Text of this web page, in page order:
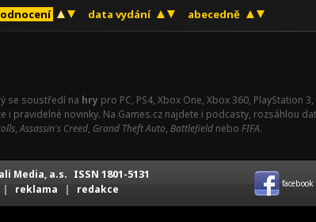
data vydání abecedně
se soustředí na hry pro PC, PS4, Xbox One, Xbox 360, PlayStation
i pravidelné novinky. Na Games.cz najdete i podcasty, rozsáhlou
,Assassin's Creed, Grand Theft Auto, Battlefield nebo FIFA.
Media, a.s. ISSN 1801-5131
| reklama | redakce facebook